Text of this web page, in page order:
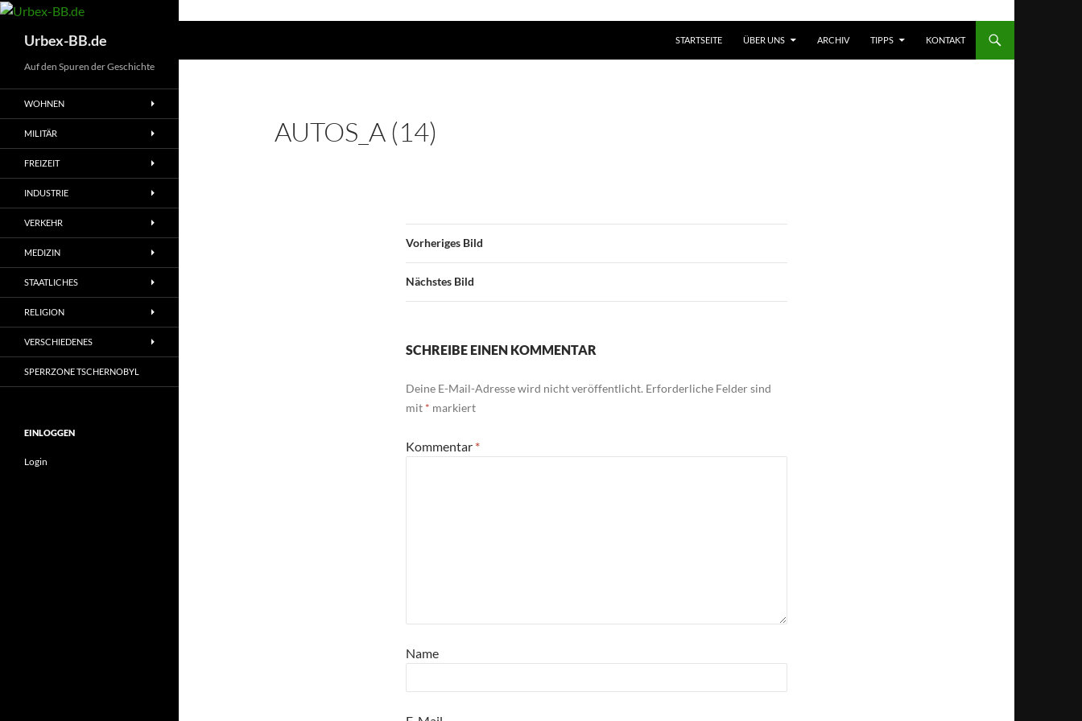
Urbex-BB.de
STARTSEITE
ÜBER UNS ARCHIV TIPPS KONTAKT
AUTOS_A (14)
Vorheriges Bild
Nächstes Bild
SCHREIBE EINEN KOMMENTAR
Deine E-Mail-Adresse wird nicht veröffentlicht. Erforderliche Felder sind
mit * markiert
Kommentar *
Name
Auf den Spuren der Geschichte
WOHNEN
MILITÄR
FREIZEIT
INDUSTRIE
VERKEHR
MEDIZIN
STAATLICHES
RELIGION
VERSCHIEDENES
SPERRZONE TSCHERNOBYL
EINLOGGEN
Login